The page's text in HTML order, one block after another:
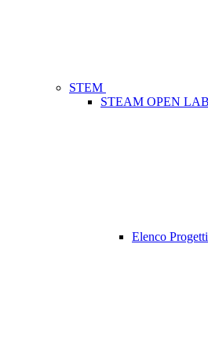
STEM
STEAM OPEN
Elenco Progetti